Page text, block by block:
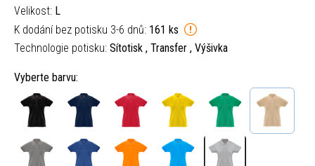
Velikost: L
K dodání bez potisku 3-6 dnů: 161 ks
Technologie potisku: Sítotisk , Transfer , Výšivka
Vyberte barvu: